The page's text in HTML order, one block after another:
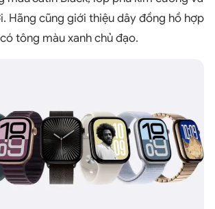
Hãng cũng giới thiệu dây đồng hồ hợp
tông màu xanh chủ đạo.